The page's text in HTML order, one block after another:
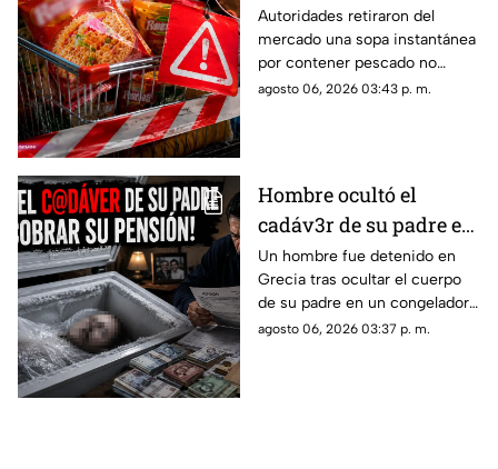
instantánea por
ingrediente que podría
ser mortal
Autoridades retiraron del
mercado una sopa instantánea
por contener pescado no
declarado. Revisa lotes
agosto 06, 2026 03:43 p. m.
Hombre ocultó el
cadáv3r de su padre en
un congelador para
cobrar su pensión
durante años
Un hombre fue detenido en
Grecia tras ocultar el cuerpo
de su padre en un congelador
para seguir cobrando su
agosto 06, 2026 03:37 p. m.